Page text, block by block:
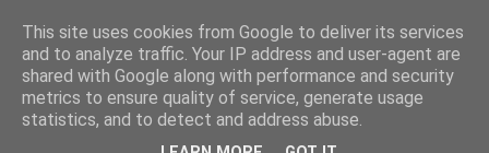
This site uses cookies from Google to deliver its services
and to analyze traffic. Your IP address and user-agent are
shared with Google along with performance and security
metrics to ensure quality of service, generate usage
statistics, and to detect and address abuse.